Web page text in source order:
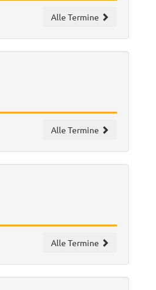
Alle Termine
Alle Termine
Alle Termine